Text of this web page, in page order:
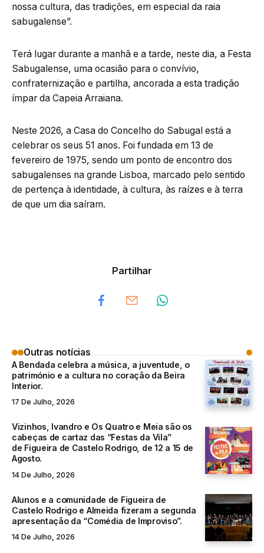
nossa cultura, das tradições, em especial da raia
sabugalense”.
Terá lugar durante a manhã e a tarde, neste dia, a Festa
Sabugalense, uma ocasião para o convívio,
confraternização e partilha, ancorada a esta tradição
ímpar da Capeia Arraiana.
Neste 2026, a Casa do Concelho do Sabugal está a
celebrar os seus 51 anos. Foi fundada em 13 de
fevereiro de 1975, sendo um ponto de encontro dos
sabugalenses na grande Lisboa, marcado pelo sentido
de pertença à identidade, à cultura, às raízes e à terra
de que um dia saíram.
Partilhar
Outras notícias
A Bendada celebra a música, a juventude, o
património e a cultura no coração da Beira
Interior.
17 De Julho, 2026
Vizinhos, Ivandro e Os Quatro e Meia são os
cabeças de cartaz das “Festas da Vila”
de Figueira de Castelo Rodrigo, de 12 a 15 de
Agosto.
14 De Julho, 2026
Alunos e a comunidade de Figueira de
Castelo Rodrigo e Almeida fizeram a segunda
apresentação da “Comédia de Improviso”.
14 De Julho, 2026